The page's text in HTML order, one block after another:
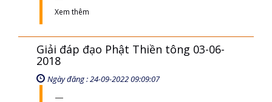
Xem thêm
Giải đáp đạo Phật Thiền tông 03-06-
2018
Ngày đăng : 24-09-2022 09:09:07